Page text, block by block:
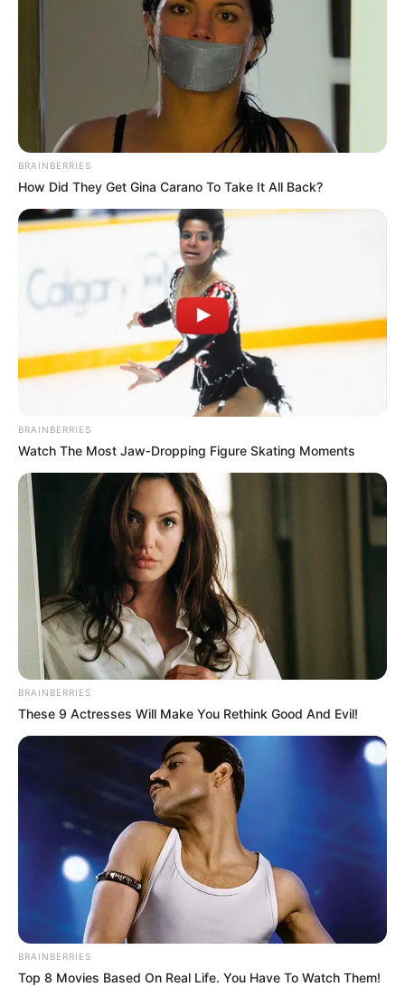
Dziękujemy wydawnictwu Egmont za udostępnienie
egzemplarza do recenzji.
OBSERWUJ NAS W GOOGLE NEWS, BY BYĆ NA
BIEŻĄCO!
Facebook Twitter Google+
Carl Barks Egmont Kaczogród
Kaczogród. Carl Barks. Korona Majów i inne historie z roku
1963
Kaczor Donald
recenzja
Recenzja komiksu Recenzje Wujek Sknerus
BRAINBERRIES
How Did They Get Gina Carano To Take It All Back?
BRAINBERRIES
Watch The Most Jaw‑Dropping Figure Skating Moments
BRAINBERRIES
These 9 Actresses Will Make You Rethink Good And Evil!
BRAINBERRIES
Top 8 Movies Based On Real Life. You Have To Watch Them!